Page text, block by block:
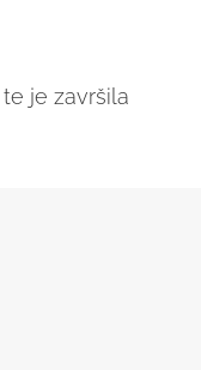
te je završila